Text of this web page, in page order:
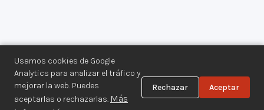
Usamos cookies de Google
Analytics para analizar el tráfico y
mejorar la web. Puedes
aceptarlas o rechazarlas. Más
Rechazar Aceptar
Centro de Documentación de los
Movimientos Armados©